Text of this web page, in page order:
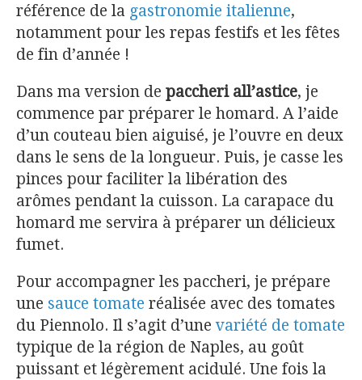
référence de la gastronomie italienne,
notamment pour les repas festifs et les fêtes
de fin d’année !
Dans ma version de paccheri all’astice, je
commence par préparer le homard. A l’aide
d’un couteau bien aiguisé, je l’ouvre en deux
dans le sens de la longueur. Puis, je casse les
pinces pour faciliter la libération des
arômes pendant la cuisson. La carapace du
homard me servira à préparer un délicieux
fumet.
Pour accompagner les paccheri, je prépare
une sauce tomate réalisée avec des tomates
du Piennolo. Il s’agit d’unevariété de tomate
typique de la région de Naples, au goût
puissant et légèrement acidulé. Une fois la